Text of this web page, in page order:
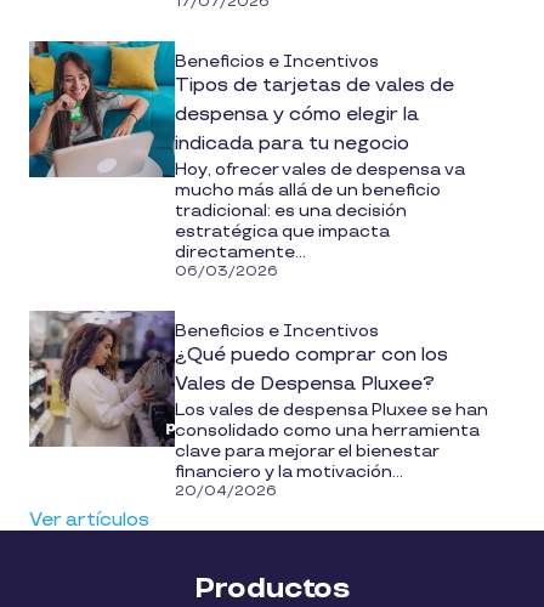
Beneficios e Incentivos
Tipos de tarjetas de vales de
despensa y cómo elegir la
indicada para tu negocio
Hoy, ofrecer vales de despensa va
mucho más allá de un beneficio
tradicional: es una decisión
estratégica que impacta
directamente...
06/03/2026
Beneficios e Incentivos
¿Qué puedo comprar con los
Vales de Despensa Pluxee?
Los vales de despensa Pluxee se han
consolidado como una herramienta
clave para mejorar el bienestar
financiero y la motivación...
20/04/2026
Ver artículos
Productos